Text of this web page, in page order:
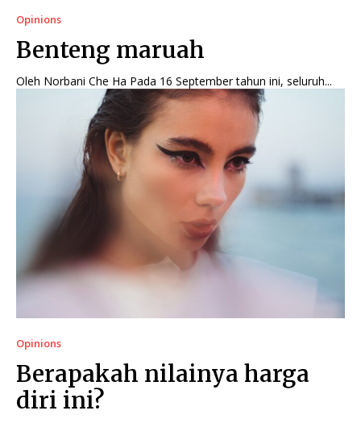
Opinions
Benteng maruah
Oleh Norbani Che Ha Pada 16 September tahun ini, seluruh...
Opinions
Berapakah nilainya harga
diri ini?